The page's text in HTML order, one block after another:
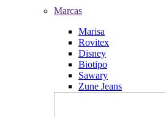
Marcas
Marisa
Rovitex
Disney
Biotipo
Sawary
Zune Jeans